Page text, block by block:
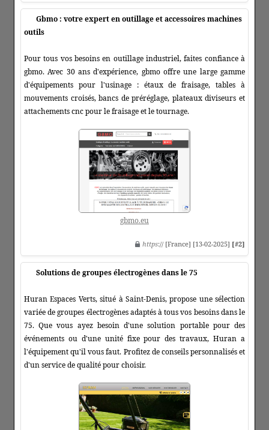
Gbmo : votre expert en outillage et accessoires machines
outils
Pour tous vos besoins en outillage industriel, faites confiance à
gbmo. Avec 30 ans d'expérience, gbmo offre une large gamme
d'équipements pour l'usinage : étaux de fraisage, tables à
mouvements croisés, bancs de préréglage, plateaux diviseurs et
attachements cnc pour le fraisage et le tournage.
gbmo.eu
https:// [France] [13-02-2025] [#2]
Solutions de groupes électrogènes dans le 75
Huran Espaces Verts, situé à Saint-Denis, propose une sélection
variée de groupes électrogènes adaptés à tous vos besoins dans le
75. Que vous ayez besoin d'une solution portable pour des
événements ou d'une unité fixe pour des travaux, Huran a
l'équipement qu'il vous faut. Profitez de conseils personnalisés et
d'un service de qualité pour choisir.